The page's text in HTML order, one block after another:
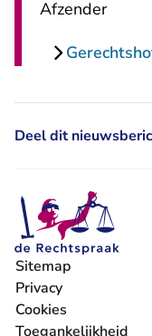
Afzender
Deel dit
Sitemap
Privacy
Cookies
Toegankelijkheid